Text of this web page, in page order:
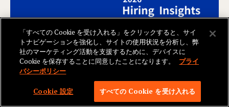
「すべての Cookie を受け入れる」をクリックすると、サイ
トナビゲーションを強化し、サイトの使用状況を分析し、弊
社のマーケティング活動を支援するために、デバイスに
Cookie を保存することに同意したことになります。
プライ
バシーポリシー
Cookie 設定 すべての Cookie を受け入れる